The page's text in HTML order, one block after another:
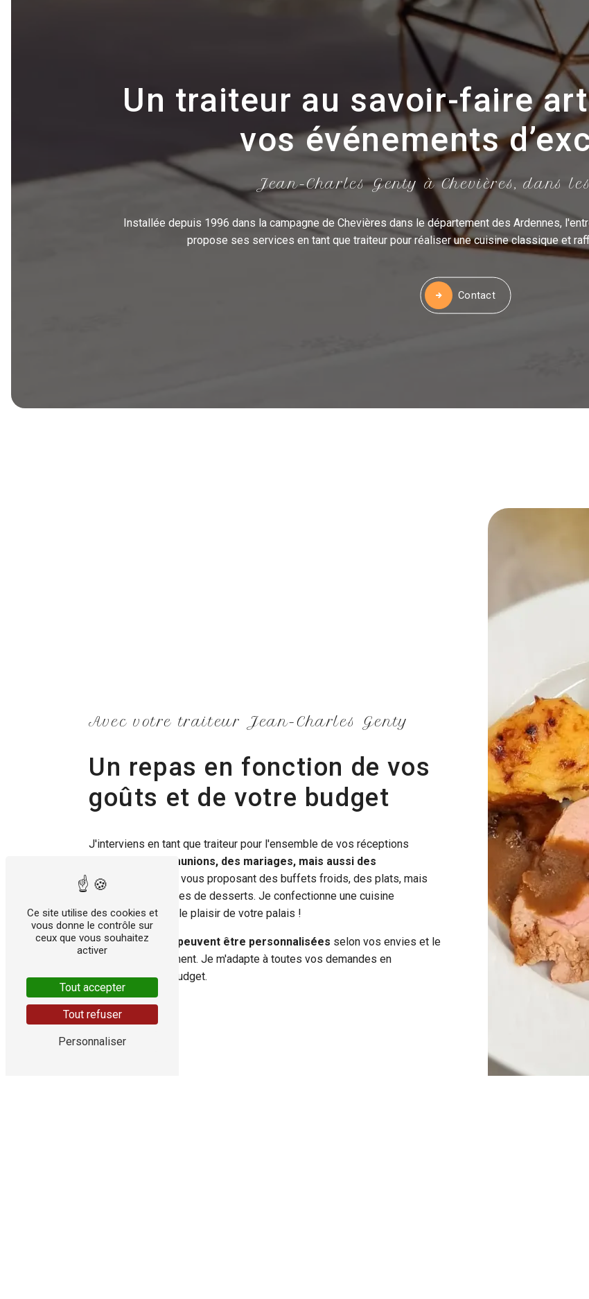
Un traiteur au savoir-faire
vos événements
Jean-Charles Genty à Chevières, dans
Installée depuis 1996 dans la campagne de Chevières dans le département des Ardennes,
propose ses services en tant que traiteur pour réaliser une cuisine classique et
Contact
Avec votre traiteur Jean-Charles Genty
Un repas en fonction de vos
goûts et de votre budget
J'interviens en tant que traiteur pour l'ensemble de vos réceptions
ommunions, des mariages, mais aussi des
anniversaires
, en vous proposant des buffets froids, des plats, mais
aussi des farandoles de desserts. Je confectionne une cuisine
traditionnelle pour le plaisir de votre palais !
Lescommandes peuvent être personnalisées selon vos envies et le
thème de l'événement. Je m'adapte à toutes vos demandes en
respectant votre budget.
Ce site utilise des cookies et
vous donne le contrôle sur
ceux que vous souhaitez
activer
Tout accepter
Tout refuser
Personnaliser